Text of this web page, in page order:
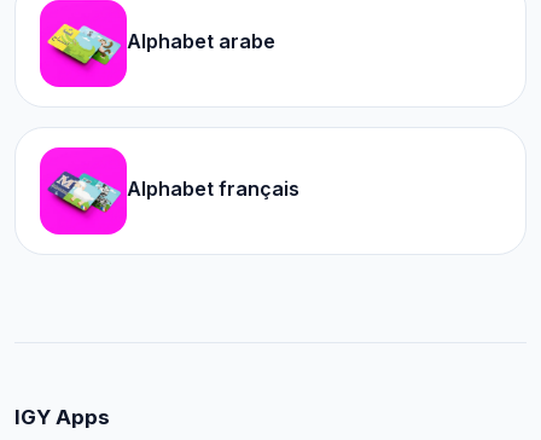
Alphabet arabe
Alphabet français
IGY Apps